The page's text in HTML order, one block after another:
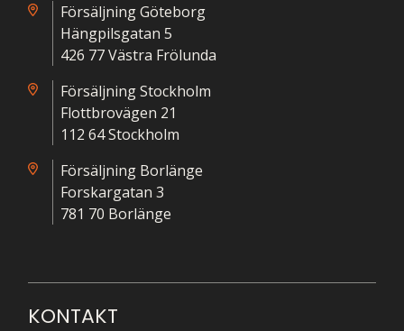
Försäljning Göteborg
Hängpilsgatan 5
426 77 Västra Frölunda
Försäljning Stockholm
Flottbrovägen 21
112 64 Stockholm
Försäljning Borlänge
Forskargatan 3
781 70 Borlänge
KONTAKT